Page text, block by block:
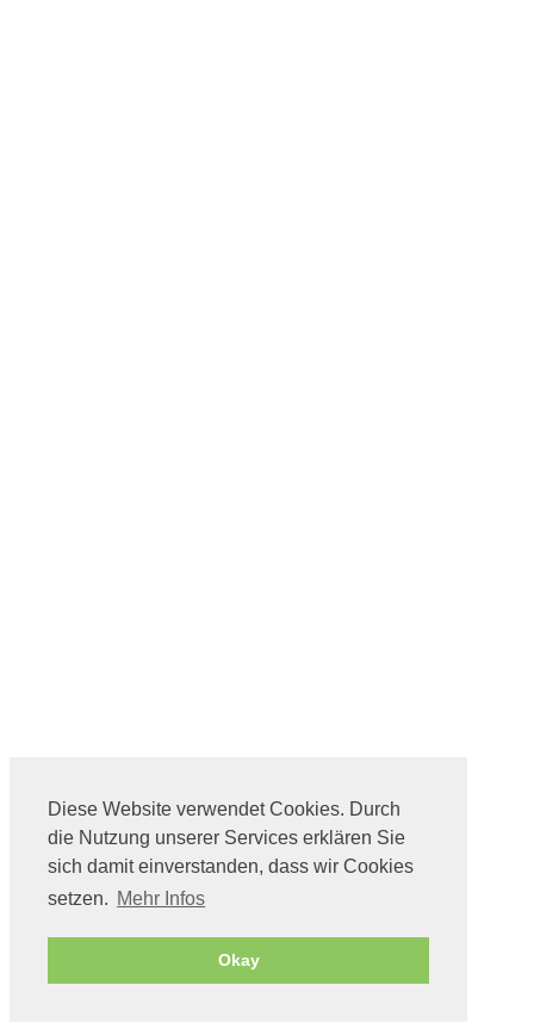
Diese Website verwendet Cookies. Durch
die Nutzung unserer Services erklären Sie
sich damit einverstanden, dass wir Cookies
setzen. Mehr Infos
Okay